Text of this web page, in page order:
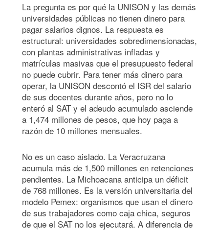
La pregunta es por qué la UNISON y las demás
universidades públicas no tienen dinero para
pagar salarios dignos. La respuesta es
estructural: universidades sobredimensionadas,
con plantas administrativas infladas y
matrículas masivas que el presupuesto federal
no puede cubrir. Para tener más dinero para
operar, la UNISON descontó el ISR del salario
de sus docentes durante años, pero no lo
enteró al SAT y el adeudo acumulado asciende
a 1,474 millones de pesos, que hoy paga a
razón de 10 millones mensuales.
No es un caso aislado. La Veracruzana
acumula más de 1,500 millones en retenciones
pendientes. La Michoacana anticipa un déficit
de 768 millones. Es la versión universitaria del
modelo Pemex: organismos que usan el dinero
de sus trabajadores como caja chica, seguros
de que el SAT no los ejecutará. A diferencia de